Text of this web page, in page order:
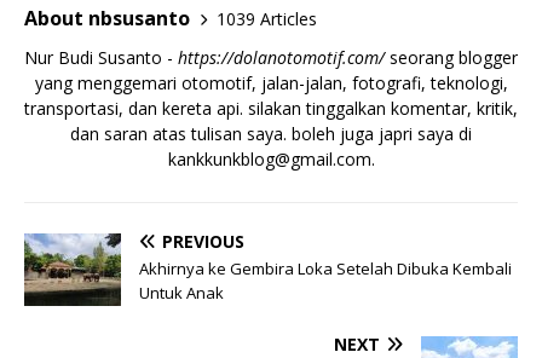
About nbsusanto
1039 Articles
Nur Budi Susanto - https://dolanotomotif.com/seorang blogger
yang menggemari otomotif, jalan-jalan, fotografi, teknologi,
transportasi, dan kereta api. silakan tinggalkan komentar, kritik,
dan saran atas tulisan saya. boleh juga japri saya di
kankkunkblog@gmail.com.
PREVIOUS
Akhirnya ke Gembira Loka Setelah Dibuka Kembali
Untuk Anak
NEXT